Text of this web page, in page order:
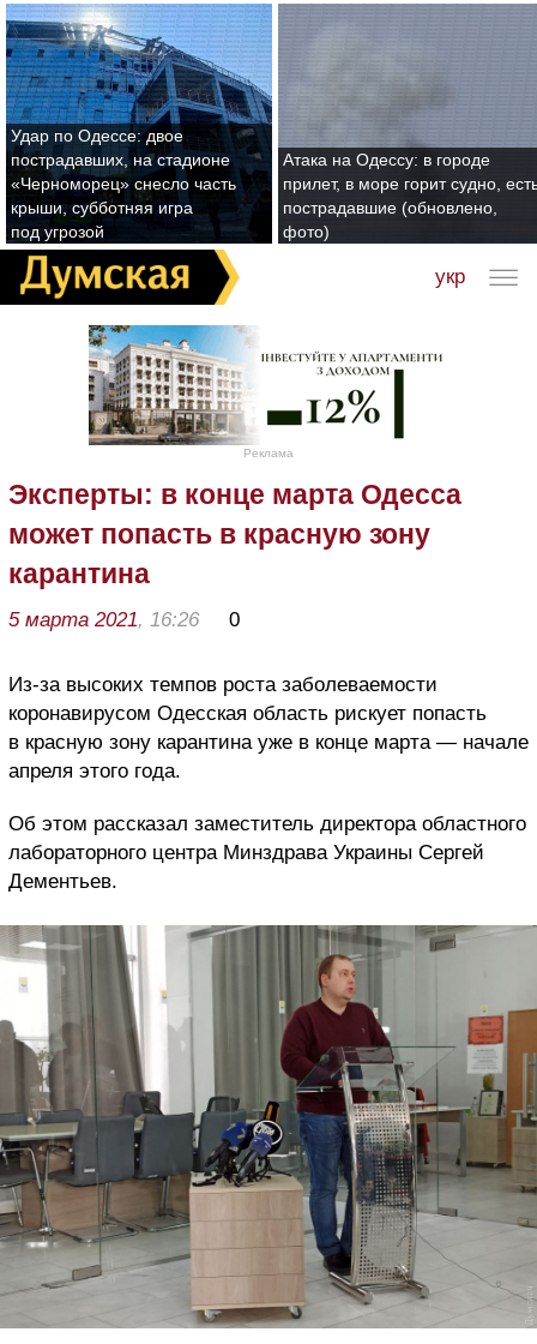
Удар по Одессе: двое
пострадавших, на стадионе
«Черноморец» снесло часть
крыши, субботняя игра
под угрозой
Атака на Одессу: в городе
прилет, в море горит судно,
пострадавшие (обновлено,
фото)
укр
Реклама
Эксперты: в конце марта Одесса
может попасть в красную зону
карантина
5 марта 2021, 16:26 0
Из-за высоких темпов роста заболеваемости
коронавирусом Одесская область рискует попасть
в красную зону карантина уже в конце марта — начале
апреля этого года.
Об этом рассказал заместитель директора областного
лабораторного центра Минздрава Украины Сергей
Дементьев.